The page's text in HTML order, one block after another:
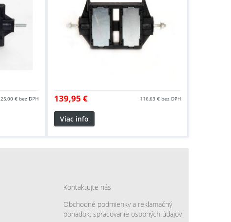
25,00 €bez DPH 139,95 € 116,63 € bez DPH
Viac info
Kontaktujte nás
Obchodné podmienky a reklamačný
poriadok, spracovanie osobných údajov